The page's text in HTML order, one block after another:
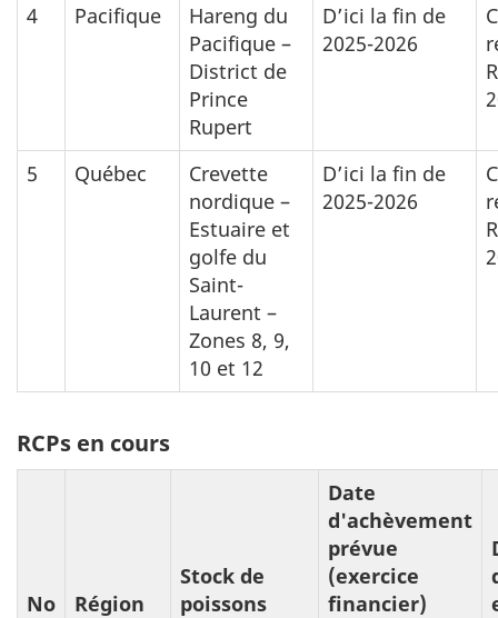
4
Pacifique
Hareng du
Pacifique –
District de
Prince
Rupert
D’ici la fin de
2025-2026
5 Québec
Crevette
nordique –
Estuaire et
golfe du
Saint-
Laurent –
Zones 8, 9,
10 et 12
D’ici la fin de
2025-2026
RCPs en cours
No Région
Stock de
poissons
Date
d'achèvement
prévue
(exercice
financier)